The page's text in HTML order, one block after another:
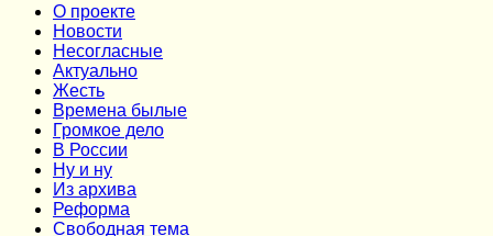
О проекте
Новости
Несогласные
Актуально
Жесть
Времена былые
Громкое дело
В России
Ну и ну
Из архива
Реформа
Cвободная тема